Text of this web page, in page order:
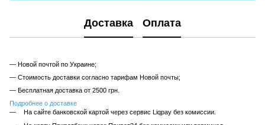
Доставка Оплата
— Новой почтой по Украине;
— Стоимость доставки согласно тарифам Новой почты;
— Бесплатная доставка от 2500 грн.
Подробнее о доставке
На сайте банковской картой через сервис Liqpay без комиссии.